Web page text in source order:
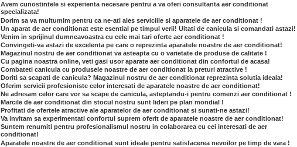
Avem cunostintele si experienta necesare pentru a va oferi consultanta aer conditionat
specializata!
Dorim sa va multumim pentru ca ne-ati ales serviciile si aparatele de aer conditionat !
Un aparat de aer conditionat este esential pe timpul verii! Uitati de canicula si comandati astazi!
Venim in sprijinul dumneavoastra cu cele mai tari oferte aer conditionat !
Convingeti-va astazi de excelenta pe care o reprezinta aparatele noastre de aer conditionat!
Magazinul nostru de aer conditionat va asteapta cu o varietate de produse de calitate !
Cu pagina noastra online, veti gasi usor aparate aer conditionat din confortul de acasa!
Combateti canicula cu produsele noastre de aer conditionat la preturi atractive !
Doriti sa scapati de canicula? Magazinul nostru de aer conditionat reprezinta solutia ideala!
Oferim servicii profesioniste celor interesati de aparatele noastre de aer conditionat!
Ne adresam celor care vor sa scape de canicula, asteptandu-i pentru comenzi aer conditionat !
Marcile de aer conditionat din stocul nostru sunt lideri pe plan mondial !
Profitati de ofertele atractive ale aparatelor de aer conditionat si sunati-ne astazi!
Va invitam sa experimentati confortul suprem oferit de aparatele noastre de aer conditionat!
Suntem renumiti pentru profesionalismul nostru in colaborarea cu cei interesati de aer
conditionat!
Aparatele noastre de aer conditionat sunt ideale pentru satisfacerea nevoilor pe timp de vara !